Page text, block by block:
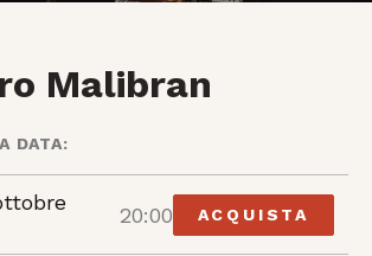
Malibran
DATA:
20:00 ACQUISTA